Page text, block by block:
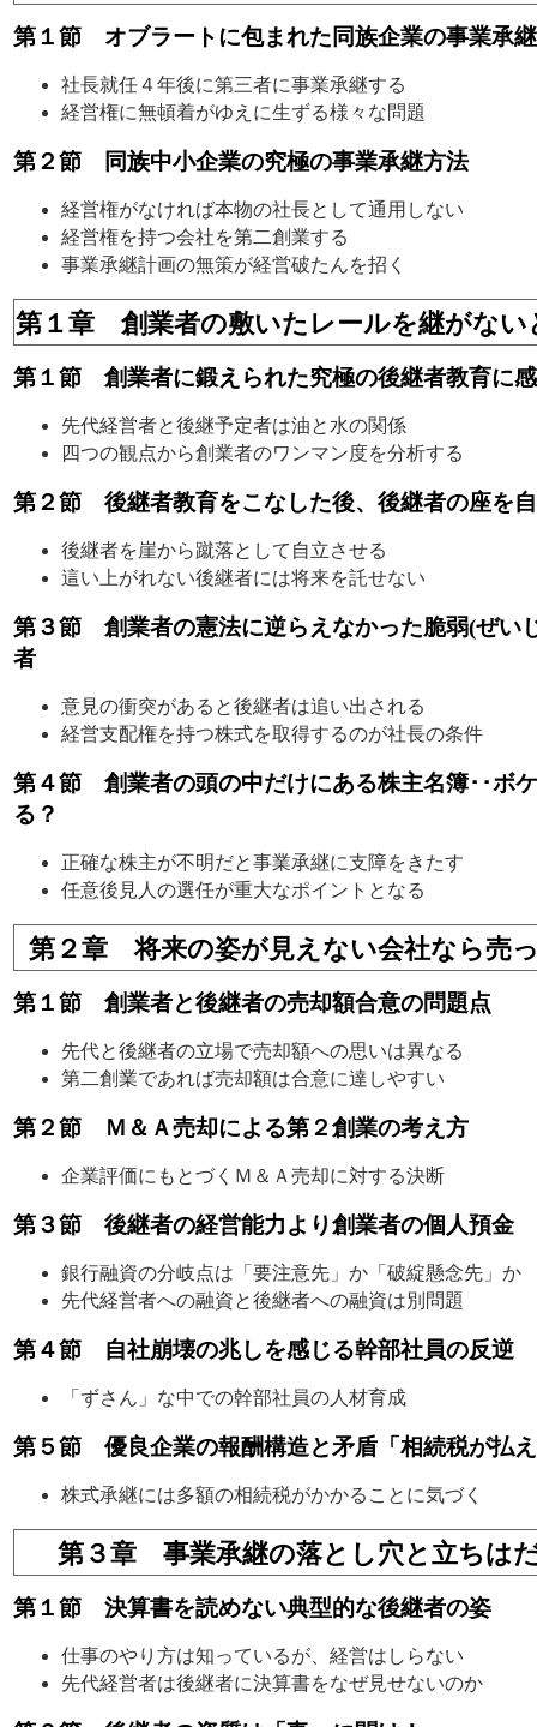
第１節 オブラートに包まれた同族企業の事業承継
社長就任４年後に第三者に事業承継する
経営権に無頓着がゆえに生ずる様々な問題
第２節 同族中小企業の究極の事業承継方法
経営権がなければ本物の社長として通用しない
経営権を持つ会社を第二創業する
事業承継計画の無策が経営破たんを招く
第１章 創業者の敷いたレールを継がない
第１節 創業者に鍛えられた究極の後継者教育に
先代経営者と後継予定者は油と水の関係
四つの観点から創業者のワンマン度を分析する
第２節 後継者教育をこなした後、後継者の座を
後継者を崖から蹴落として自立させる
這い上がれない後継者には将来を託せない
第３節 創業者の憲法に逆らえなかった脆弱(ぜい
者
意見の衝突があると後継者は追い出される
経営支配権を持つ株式を取得するのが社長の条件
第４節 創業者の頭の中だけにある株主名簿･･ボ
る？
正確な株主が不明だと事業承継に支障をきたす
任意後見人の選任が重大なポイントとなる
第２章 将来の姿が見えない会社なら売
第１節 創業者と後継者の売却額合意の問題点
先代と後継者の立場で売却額への思いは異なる
第二創業であれば売却額は合意に達しやすい
第２節 Ｍ＆Ａ売却による第２創業の考え方
企業評価にもとづくＭ＆Ａ売却に対する決断
第３節 後継者の経営能力より創業者の個人預金
銀行融資の分岐点は「要注意先」か「破綻懸念先」か
先代経営者への融資と後継者への融資は別問題
第４節 自社崩壊の兆しを感じる幹部社員の反逆
「ずさん」な中での幹部社員の人材育成
第５節 優良企業の報酬構造と矛盾「相続税が払
株式承継には多額の相続税がかかることに気づく
第３章 事業承継の落とし穴と立ちは
第１節 決算書を読めない典型的な後継者の姿
仕事のやり方は知っているが、経営はしらない
先代経営者は後継者に決算書をなぜ見せないのか